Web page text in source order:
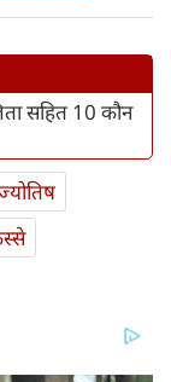
सहित 10 कौन